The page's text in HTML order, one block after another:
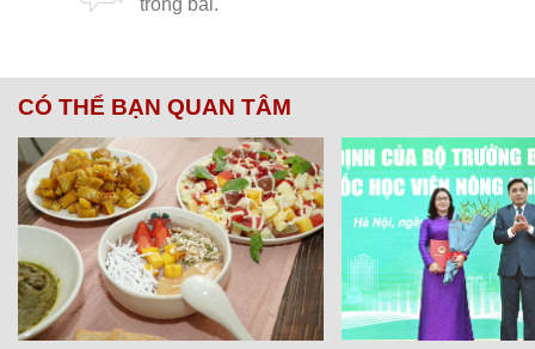
CÓ THỂ BẠN QUAN TÂM